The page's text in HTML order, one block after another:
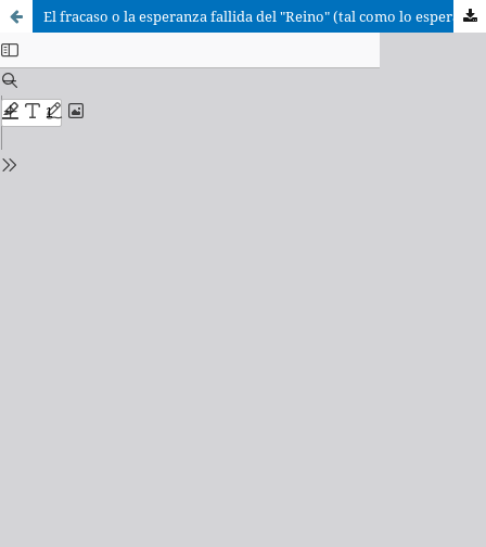
El fracaso o la esperanza fallida del "Reino" (tal como lo esperaban) y su repercusión en el cristianismo